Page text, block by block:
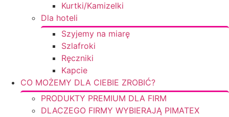
Kurtki/Kamizelki
Dla hoteli
Szyjemy na miarę
Szlafroki
Ręczniki
Kapcie
CO MOŻEMY DLA CIEBIE ZROBIĆ?
PRODUKTY PREMIUM DLA FIRM
DLACZEGO FIRMY WYBIERAJĄ PIMATEX